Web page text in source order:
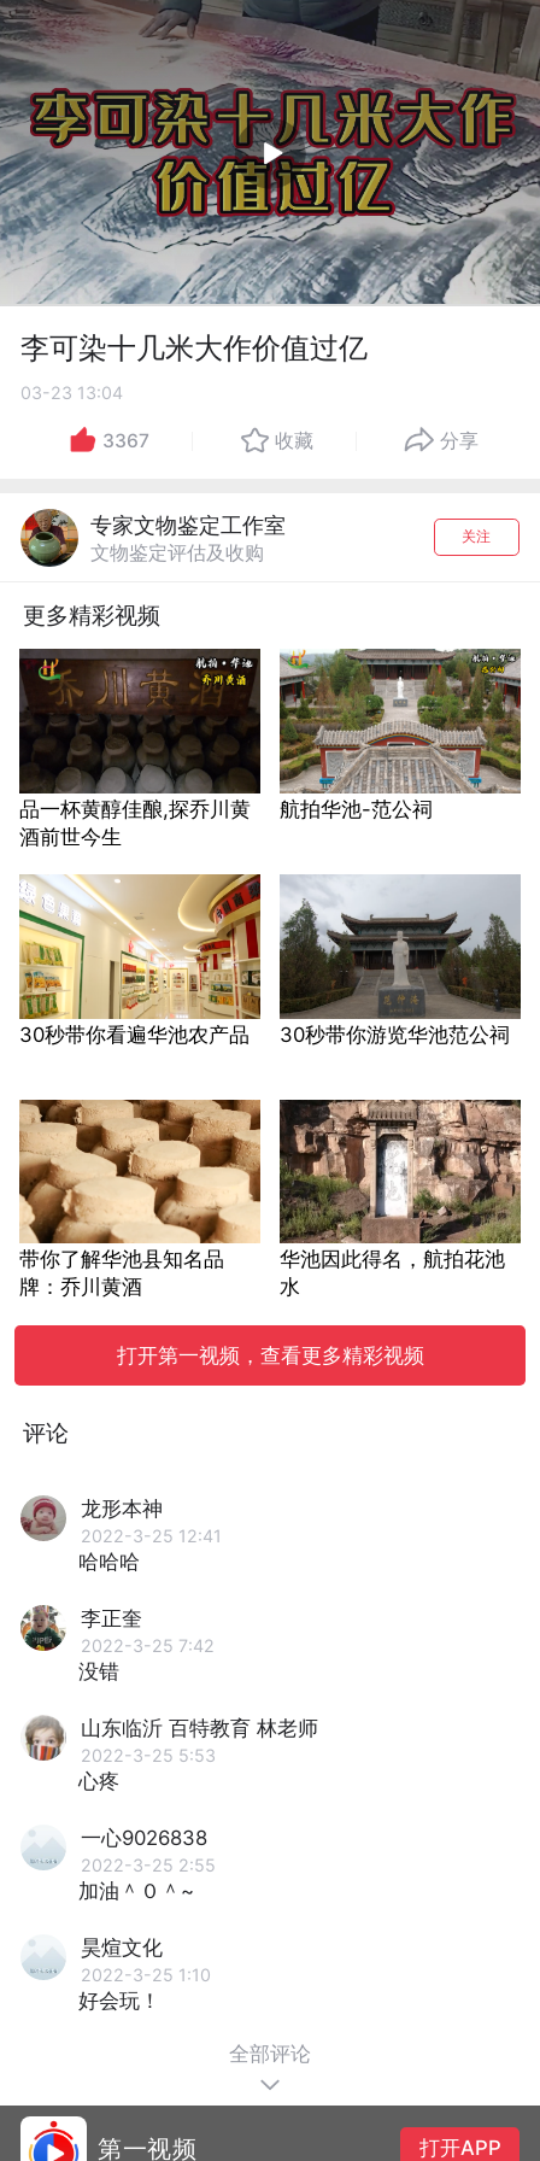
李可染十几米大作价值过亿
03-23 13:04
3367 收藏 分享
专家文物鉴定工作室
文物鉴定评估及收购
关注
更多精彩视频
品一杯黄醇佳酿,探乔川黄
酒前世今生
航拍华池-范公祠
30秒带你看遍华池农产品 30秒带你游览华池范公祠
带你了解华池县知名品
牌：乔川黄酒
华池因此得名，航拍花池
水
打开第一视频，查看更多精彩视频
评论
龙形本神
2022-3-25 12:41
哈哈哈
李正奎
2022-3-25 7:42
没错
山东临沂 百特教育 林老师
2022-3-25 5:53
心疼
一心9026838
2022-3-25 2:55
加油＾０＾~
昊煊文化
2022-3-25 1:10
好会玩！
全部评论
第一视频 打开APP